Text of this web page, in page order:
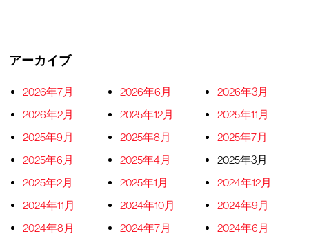
アーカイブ
2026年7月 2026年6月
2026年3月
2026年2月
2025年12月
2025年11月
2025年9月
2025年8月
2025年7月
2025年6月
2025年4月
2025年3月
2025年2月
2025年1月
2024年12月
2024年11月
2024年10月
2024年9月
2024年8月
2024年7月
2024年6月